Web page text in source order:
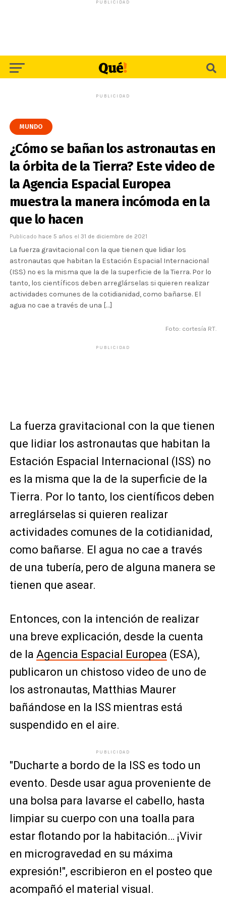
PUBLICIDAD
PUBLICIDAD
MUNDO
¿Cómo se bañan los astronautas en
la órbita de la Tierra? Este video de
la Agencia Espacial Europea
muestra la manera incómoda en la
que lo hacen
Publicado hace 5 años el 31 de diciembre de 2021
La fuerza gravitacional con la que tienen que lidiar los
astronautas que habitan la Estación Espacial Internacional
(ISS) no es la misma que la de la superficie de la Tierra. Por lo
tanto, los científicos deben arreglárselas si quieren realizar
actividades comunes de la cotidianidad, como bañarse. El
agua no cae a través de una […]
Foto: cortesía RT.
PUBLICIDAD
La fuerza gravitacional con la que tienen
que lidiar los astronautas que habitan la
Estación Espacial Internacional (ISS) no
es la misma que la de la superficie de la
Tierra. Por lo tanto, los científicos deben
arreglárselas si quieren realizar
actividades comunes de la cotidianidad,
como bañarse. El agua no cae a través
de una tubería, pero de alguna manera se
tienen que asear.
Entonces, con la intención de realizar
una breve explicación, desde la cuenta
de la Agencia Espacial Europea (ESA),
publicaron un chistoso video de uno de
los astronautas, Matthias Maurer
bañándose en la ISS mientras está
suspendido en el aire.
PUBLICIDAD
"Ducharte a bordo de la ISS es todo un
evento. Desde usar agua proveniente de
una bolsa para lavarse el cabello, hasta
limpiar su cuerpo con una toalla para
estar flotando por la habitación… ¡Vivir
en microgravedad en su máxima
expresión!", escribieron en el posteo que
acompañó el material visual.